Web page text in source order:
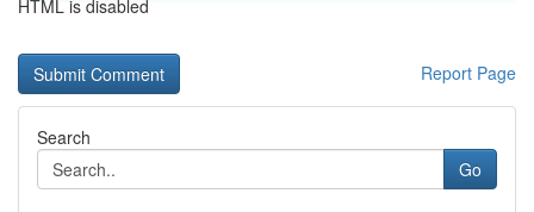
HTML is disabled
Report Page
Search
Go